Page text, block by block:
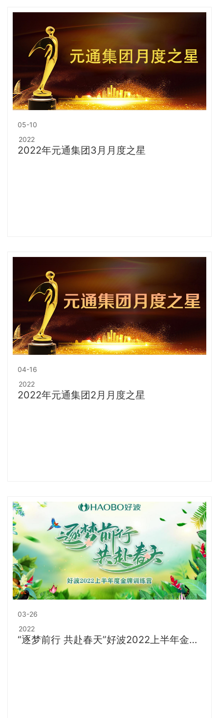
05-10
2022
2022年元通集团3月月度之星
04-16
2022
2022年元通集团2月月度之星
03-26
2022
“逐梦前行 共赴春天”好波2022上半年金牌